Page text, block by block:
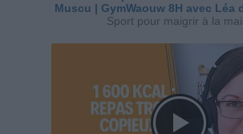
Muscu | GymWaouw 8H avec Léa
Sport pour maigrir à la